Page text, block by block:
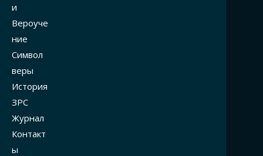
и
Вероуче
ние
Символ
веры
История
ЗРС
Журнал
Контакт
ы